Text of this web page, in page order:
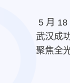
5 月 18
武汉成
聚焦全